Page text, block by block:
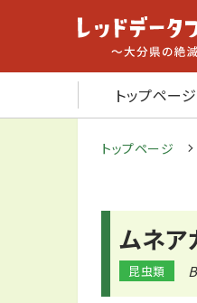
トップページ
トップページ
ムネア
昆虫類